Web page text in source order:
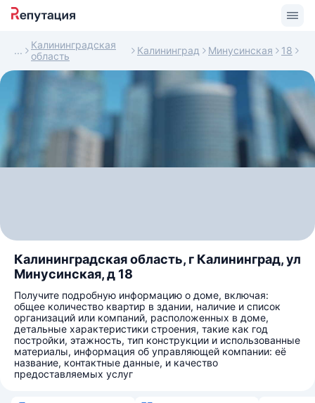
Калининградская
область
Калининград Минусинская 18
Калининградская область, г Калининград, ул
Минусинская, д 18
Получите подробную информацию о доме, включая:
общее количество квартир в здании, наличие и список
организаций или компаний, расположенных в доме,
детальные характеристики строения, такие как год
постройки, этажность, тип конструкции и использованные
материалы, информация об управляющей компании: её
название, контактные данные, и качество
предоставляемых услуг